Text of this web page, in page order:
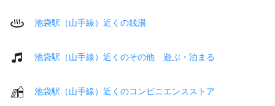
池袋駅（山手線）近くの銭湯
池袋駅（山手線）近くのその他 遊ぶ・泊まる
池袋駅（山手線）近くのコンビニエンスストア